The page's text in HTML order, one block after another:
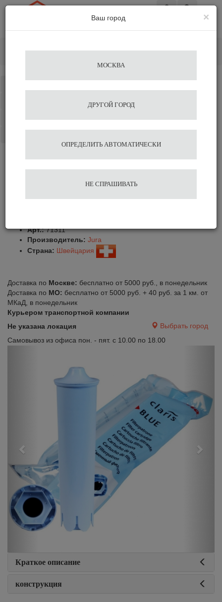
Фильтр Jura Claris Blue
Арт.: 71311
Производитель: Jura
Страна: Швейцария
Доставка по Москве: бесплатно от 5000 руб., в понедельник
Доставка по МО: бесплатно от 5000 руб. + 40 руб. за 1 км. от
МКаД, в понедельник
Курьером транспортной компании
Не указана локация
Выбрать город
Самовывоз из офиса пон. - пят. с 10.00 по 18.00
Краткое описание
конструкция
×
Ваш город
МОСКВА
ДРУГОЙ ГОРОД
ОПРЕДЕЛИТЬ АВТОМАТИЧЕСКИ
НЕ СПРАШИВАТЬ